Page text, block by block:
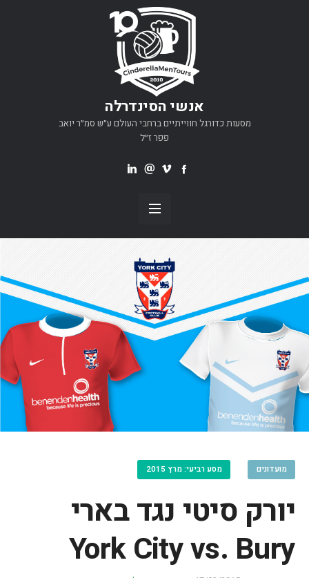
אנשי הסינדרלה
מסעות כדורגל חווייתיים ברחבי העולם ע״ש סמ״ר יואב
פפר ז״ל
מועדונים מסע רביעי: מרץ 2015
יורק סיטי נגד בארי
York City vs. Bury